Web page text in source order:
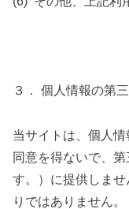
３． 個人情報の第
当サイトは、個人
同意を得ないで、
す。）に提供しま
りではありません。